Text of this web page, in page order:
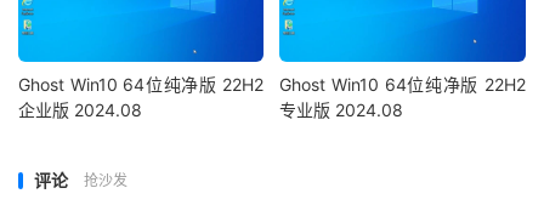
Ghost Win10 64位纯净版 22H2
企业版 2024.08
Ghost Win10 64位纯净版 22H2
专业版 2024.08
评论 抢沙发